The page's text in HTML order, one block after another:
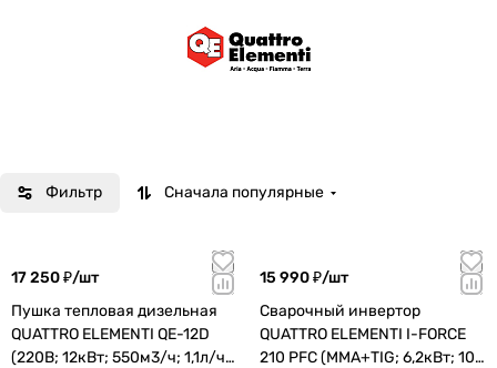
Фильтр Сначала популярные
17 250 ₽/шт
Пушка тепловая дизельная
QUATTRO ELEMENTI QE-12D
(220В; 12кВт; 550м3/ч; 1,1л/ч;
15 990 ₽/шт
Сварочный инвертор
QUATTRO ELEMENTI I-FORCE
210 PFC (MMA+TIG; 6,2кВт; 10-